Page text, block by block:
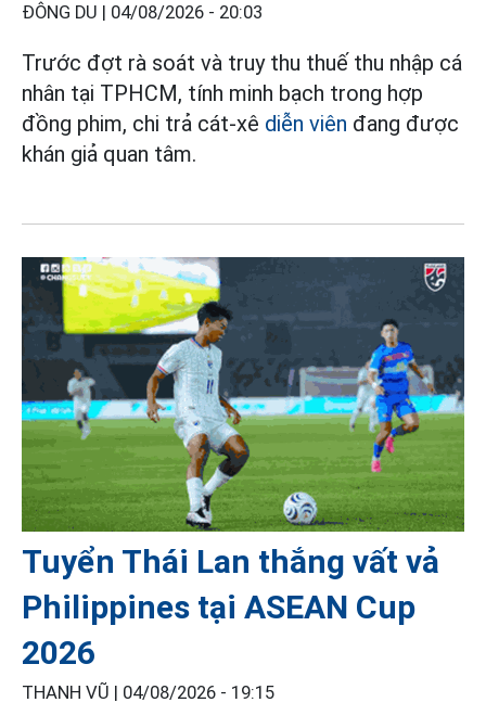
ĐÔNG DU | 04/08/2026 - 20:03
Trước đợt rà soát và truy thu thuế thu nhập cá
nhân tại TPHCM, tính minh bạch trong hợp
đồng phim, chi trả cát-xê diễn viên đang được
khán giả quan tâm.
Tuyển Thái Lan thắng vất vả
Philippines tại ASEAN Cup
2026
THANH VŨ | 04/08/2026 - 19:15